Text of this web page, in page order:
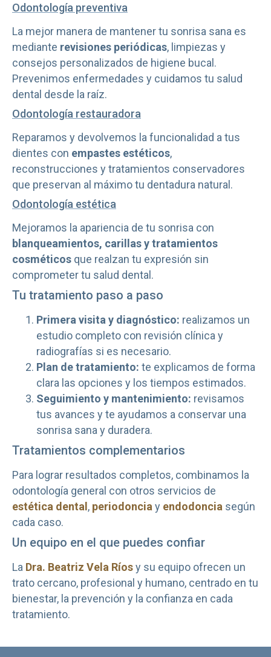
Odontología preventiva
La mejor manera de mantener tu sonrisa sana es
mediante revisiones periódicas, limpiezas y
consejos personalizados de higiene bucal.
Prevenimos enfermedades y cuidamos tu salud
dental desde la raíz.
Odontología restauradora
Reparamos y devolvemos la funcionalidad a tus
dientes con empastes estéticos,
reconstrucciones y tratamientos conservadores
que preservan al máximo tu dentadura natural.
Odontología estética
Mejoramos la apariencia de tu sonrisa con
blanqueamientos, carillas y tratamientos
cosméticos que realzan tu expresión sin
comprometer tu salud dental.
Tu tratamiento paso a paso
Primera visita y diagnóstico: realizamos un
estudio completo con revisión clínica y
radiografías si es necesario.
Plan de tratamiento: te explicamos de forma
clara las opciones y los tiempos estimados.
Seguimiento y mantenimiento: revisamos
tus avances y te ayudamos a conservar una
sonrisa sana y duradera.
Tratamientos complementarios
Para lograr resultados completos, combinamos la
odontología general con otros servicios de
estética dental, periodoncia y endodoncia según
cada caso.
Un equipo en el que puedes confiar
La Dra. Beatriz Vela Ríosy su equipo ofrecen un
trato cercano, profesional y humano, centrado en tu
bienestar, la prevención y la confianza en cada
tratamiento.